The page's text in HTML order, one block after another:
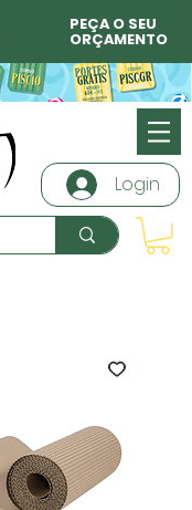
PEÇA O SEU
ORÇAMENTO
Login